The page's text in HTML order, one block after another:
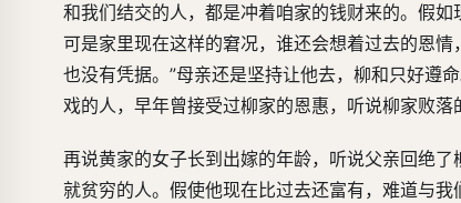
和我们结交的人，都是冲着咱家的钱财来的。假
可是家里现在这样的窘况，谁还会想着过去的恩
也没有凭据。”母亲还是坚持让他去，柳和只好遵
戏的人，早年曾接受过柳家的恩惠，听说柳家败
再说黄家的女子长到出嫁的年龄，听说父亲回绝
就贫穷的人。假使他现在比过去还富有，难道与